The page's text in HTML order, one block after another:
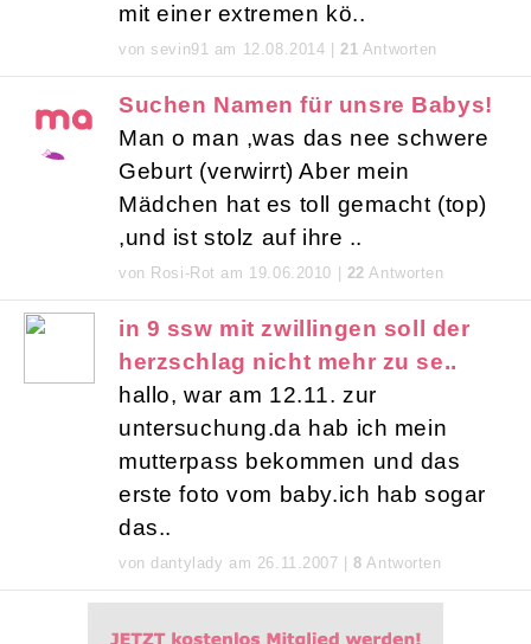
mit einer extremen kö..
von sevin91 am 12.08.2014 |21 Antworten
Suchen Namen für unsre Babys!
Man o man ,was das nee schwere
Geburt (verwirrt) Aber mein
Mädchen hat es toll gemacht (top)
,und ist stolz auf ihre ..
von Rosi-Rot am 19.06.2010 | 22 Antworten
in 9 ssw mit zwillingen soll der
herzschlag nicht mehr zu se..
hallo, war am 12.11. zur
untersuchung.da hab ich mein
mutterpass bekommen und das
erste foto vom baby.ich hab sogar
das..
von dantylady am 26.11.2007 |8 Antworten